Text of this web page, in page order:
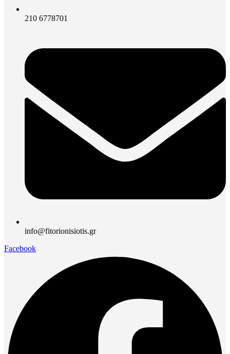
210 6778701
info@fitorionisiotis.gr
Facebook